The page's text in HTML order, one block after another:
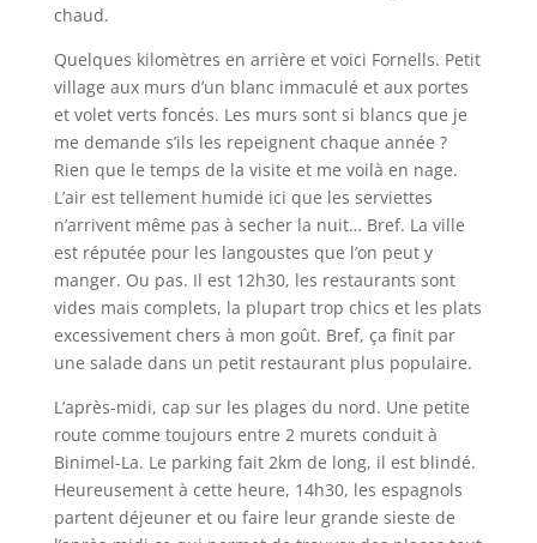
chaud.
Quelques kilomètres en arrière et voici Fornells. Petit
village aux murs d’un blanc immaculé et aux portes
et volet verts foncés. Les murs sont si blancs que je
me demande s’ils les repeignent chaque année ?
Rien que le temps de la visite et me voilà en nage.
L’air est tellement humide ici que les serviettes
n’arrivent même pas à secher la nuit… Bref. La ville
est réputée pour les langoustes que l’on peut y
manger. Ou pas. Il est 12h30, les restaurants sont
vides mais complets, la plupart trop chics et les plats
excessivement chers à mon goût. Bref, ça finit par
une salade dans un petit restaurant plus populaire.
L’après-midi, cap sur les plages du nord. Une petite
route comme toujours entre 2 murets conduit à
Binimel-La. Le parking fait 2km de long, il est blindé.
Heureusement à cette heure, 14h30, les espagnols
partent déjeuner et ou faire leur grande sieste de